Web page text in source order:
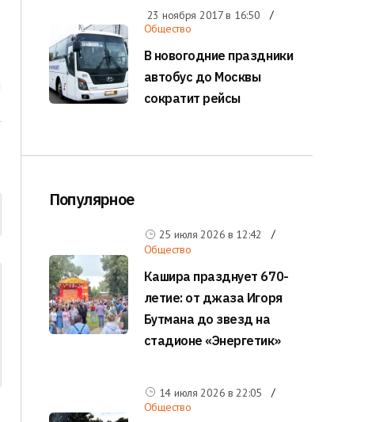
23 ноября 2017 в 16:50
Общество
В новогодние праздники
автобус до Москвы
сократит рейсы
Популярное
25 июля 2026 в 12:42
Общество
Кашира празднует 670-
летие: от джаза Игоря
Бутмана до звезд на
стадионе «Энергетик»
14 июля 2026 в 22:05
Общество